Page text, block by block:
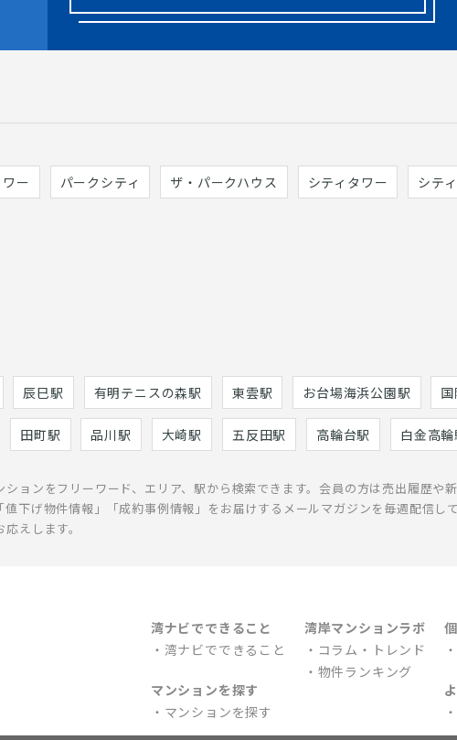
ー パークシティ ザ・パークハウス シティタワー シテ
辰巳駅 有明テニスの森駅 東雲駅 お台場海浜公園駅
田町駅 品川駅 大崎駅 五反田駅 高輪台駅 白金高
ションをフリーワード、エリア、駅から検索できます。会員の方は売出履歴
下げ物件情報」「成約事例情報」をお届けするメールマガジンを毎週配信
えします。
湾ナビでできること
湾ナビでできること
マンションを探す
マンションを探す
湾岸マンションラボ
コラム・トレンド
物件ランキング